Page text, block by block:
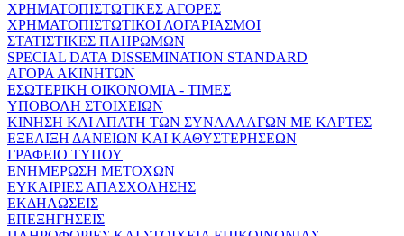
ΧΡΗΜΑΤΟΠΙΣΤΩΤΙΚΕΣ ΑΓΟΡΕΣ
ΧΡΗΜΑΤΟΠΙΣΤΩΤΙΚΟΙ ΛΟΓΑΡΙΑΣΜΟΙ
ΣΤΑΤΙΣΤΙΚΕΣ ΠΛΗΡΩΜΩΝ
SPECIAL DATA DISSEMINATION STANDARD
ΑΓΟΡΑ ΑΚΙΝΗΤΩΝ
ΕΣΩΤΕΡΙΚΗ ΟΙΚΟΝΟΜΙΑ - ΤΙΜΕΣ
ΥΠΟΒΟΛΗ ΣΤΟΙΧΕΙΩΝ
ΚΙΝΗΣΗ ΚΑΙ ΑΠΑΤΗ ΤΩΝ ΣΥΝΑΛΛΑΓΩΝ ΜΕ ΚΑΡΤΕΣ
ΕΞΕΛΙΞΗ ΔΑΝΕΙΩΝ ΚΑΙ ΚΑΘΥΣΤΕΡΗΣΕΩΝ
ΓΡΑΦΕΙΟ ΤΥΠΟΥ
ΕΝΗΜΕΡΩΣΗ ΜΕΤΟΧΩΝ
ΕΥΚΑΙΡΙΕΣ ΑΠΑΣΧΟΛΗΣΗΣ
ΕΚΔΗΛΩΣΕΙΣ
ΕΠΕΞΗΓΗΣΕΙΣ